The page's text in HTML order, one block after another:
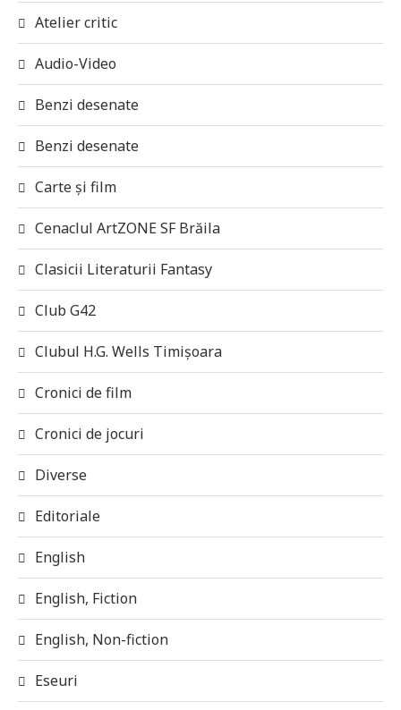
Atelier critic
Audio-Video
Benzi desenate
Benzi desenate
Carte și film
Cenaclul ArtZONE SF Brăila
Clasicii Literaturii Fantasy
Club G42
Clubul H.G. Wells Timișoara
Cronici de film
Cronici de jocuri
Diverse
Editoriale
English
English, Fiction
English, Non-fiction
Eseuri